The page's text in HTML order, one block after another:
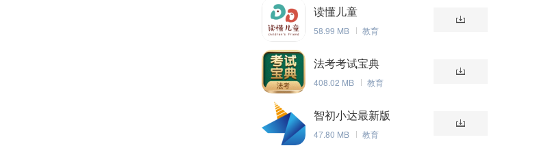
读懂儿童
58.99 MB 教育
法考考试宝典
408.02 MB 教育
智初小达最新版
47.80 MB 教育